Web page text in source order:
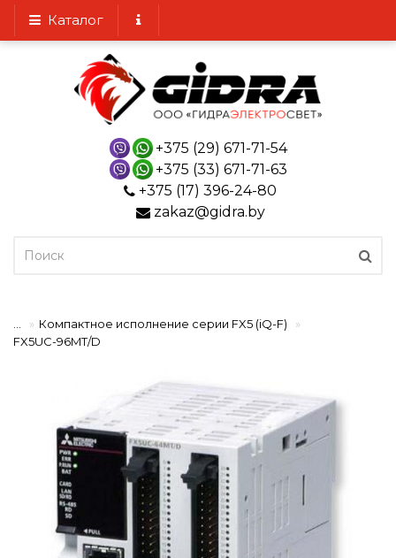
Каталог
+375 (29) 671-71-54
+375 (33) 671-71-63
+375 (17) 396-24-80
zakaz@gidra.by
Компактное исполнение серии FX5 (iQ-F)
FX5UC-96MT/D